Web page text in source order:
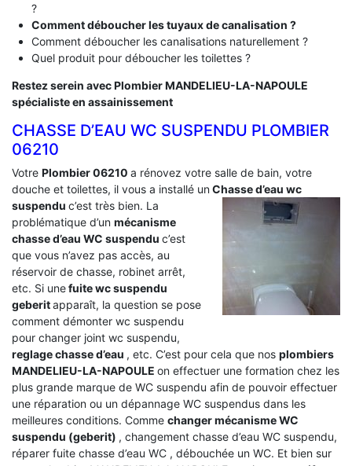
?
Comment déboucher les tuyaux de canalisation ?
Comment déboucher les canalisations naturellement ?
Quel produit pour déboucher les toilettes ?
Restez serein avec Plombier MANDELIEU-LA-NAPOULE
spécialiste en assainissement
CHASSE D’EAU WC SUSPENDU PLOMBIER
06210
Votre Plombier 06210 a rénovez votre salle de bain, votre
douche et toilettes, il vous a installé unChasse d’eau wc
suspendu c’est très bien. La
problématique d’un mécanisme
chasse d’eau WC suspendu c’est
que vous n’avez pas accès, au
réservoir de chasse, robinet arrêt,
etc. Si unefuite wc suspendu
geberitapparaît, la question se pose
comment démonter wc suspendu
pour changer joint wc suspendu,
reglage chasse d’eau , etc. C’est pour cela que nos plombiers
MANDELIEU-LA-NAPOULE on effectuer une formation chez les
plus grande marque de WC suspendu afin de pouvoir effectuer
une réparation ou un dépannage WC suspendus dans les
meilleures conditions. Comme changer mécanisme WC
suspendu (geberit) , changement chasse d’eau WC suspendu,
réparer fuite chasse d’eau WC , débouchée un WC. Et bien sur